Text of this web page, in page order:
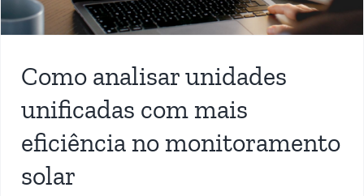
Como analisar unidades
unificadas com mais
eficiência no monitoramento
solar